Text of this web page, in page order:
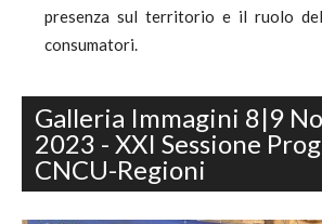
presenza sul territorio e il ruolo
consumatori.
Galleria Immagini 8|9
2023 - XXI Sessione
CNCU-Regioni